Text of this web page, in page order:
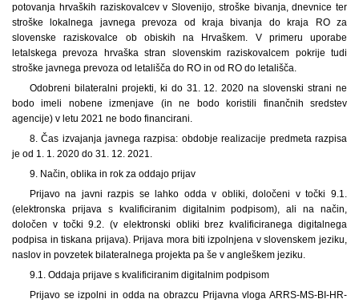
potovanja hrvaških raziskovalcev v Slovenijo, stroške bivanja, dnevnice ter
stroške lokalnega javnega prevoza od kraja bivanja do kraja RO za
slovenske raziskovalce ob obiskih na Hrvaškem. V primeru uporabe
letalskega prevoza hrvaška stran slovenskim raziskovalcem pokrije tudi
stroške javnega prevoza od letališča do RO in od RO do letališča.
Odobreni bilateralni projekti, ki do 31. 12. 2020 na slovenski strani ne
bodo imeli nobene izmenjave (in ne bodo koristili finančnih sredstev
agencije) v letu 2021 ne bodo financirani.
8. Čas izvajanja javnega razpisa: obdobje realizacije predmeta razpisa
je od 1. 1. 2020 do 31. 12. 2021.
9. Način, oblika in rok za oddajo prijav
Prijavo na javni razpis se lahko odda v obliki, določeni v točki 9.1.
(elektronska prijava s kvalificiranim digitalnim podpisom), ali na način,
določen v točki 9.2. (v elektronski obliki brez kvalificiranega digitalnega
podpisa in tiskana prijava). Prijava mora biti izpolnjena v slovenskem jeziku,
naslov in povzetek bilateralnega projekta pa še v angleškem jeziku.
9.1. Oddaja prijave s kvalificiranim digitalnim podpisom
Prijavo se izpolni in odda na obrazcu Prijavna vloga ARRS-MS-BI-HR-